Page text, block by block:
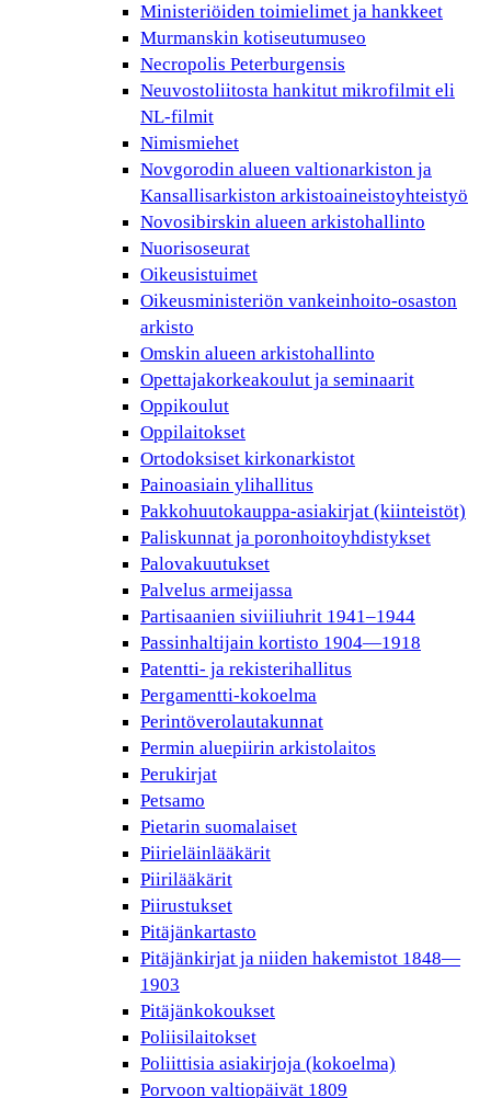
Ministeriöiden toimielimet ja hankkeet
Murmanskin kotiseutumuseo
Necropolis Peterburgensis
Neuvostoliitosta hankitut mikrofilmit eli
NL-filmit
Nimismiehet
Novgorodin alueen valtionarkiston ja
Kansallisarkiston arkistoaineistoyhteistyö
Novosibirskin alueen arkistohallinto
Nuorisoseurat
Oikeusistuimet
Oikeusministeriön vankeinhoito-osaston
arkisto
Omskin alueen arkistohallinto
Opettajakorkeakoulut ja seminaarit
Oppikoulut
Oppilaitokset
Ortodoksiset kirkonarkistot
Painoasiain ylihallitus
Pakkohuutokauppa-asiakirjat (kiinteistöt)
Paliskunnat ja poronhoitoyhdistykset
Palovakuutukset
Palvelus armeijassa
Partisaanien siviiliuhrit 1941–1944
Passinhaltijain kortisto 1904—1918
Patentti- ja rekisterihallitus
Pergamentti-kokoelma
Perintöverolautakunnat
Permin aluepiirin arkistolaitos
Perukirjat
Petsamo
Pietarin suomalaiset
Piirieläinlääkärit
Piirilääkärit
Piirustukset
Pitäjänkartasto
Pitäjänkirjat ja niiden hakemistot 1848—
1903
Pitäjänkokoukset
Poliisilaitokset
Poliittisia asiakirjoja (kokoelma)
Porvoon valtiopäivät 1809